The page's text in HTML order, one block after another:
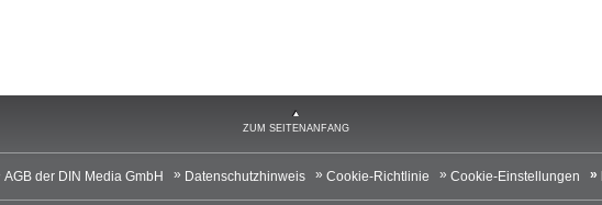
ZUM SEITENANFANG
AGB der DIN Media GmbH Datenschutzhinweis Cookie-Richtlinie Cookie-Einstellungen